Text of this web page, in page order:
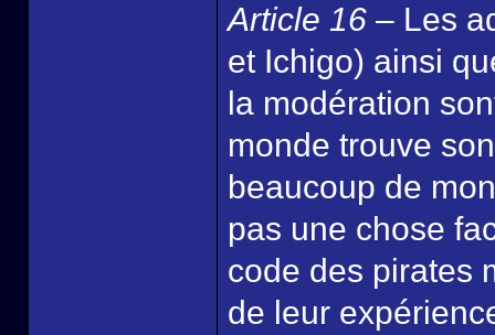
Article 16 – Les
et Ichigo) ainsi
la modération
monde trouve
beaucoup de
pas une chose
code des pirates
de leur